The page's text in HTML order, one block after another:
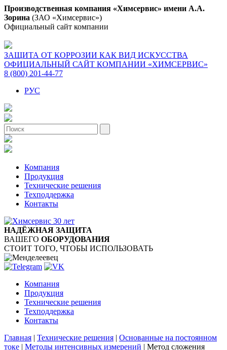
Производственная компания «Химсервис» имени А.А.
Зорина (ЗАО «Химсервис»)
Официальный сайт компании
ЗАЩИТА ОТ КОРРОЗИИ КАК ВИД ИСКУССТВА
ОФИЦИАЛЬНЫЙ САЙТ КОМПАНИИ «ХИМСЕРВИС»
8 (800) 201-44-77
РУС
Компания
Продукция
Технические решения
Техподдержка
Контакты
НАДЁЖНАЯ ЗАЩИТА
ВАШЕГО ОБОРУДОВАНИЯ
СТОИТ ТОГО, ЧТОБЫ ИСПОЛЬЗОВАТЬ
Компания
Продукция
Технические решения
Техподдержка
Контакты
Главная | Технические решения | Основанные на постоянном
токе | Методы интенсивных измерений | Метод сложения